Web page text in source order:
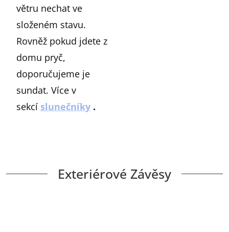
větru nechat ve
složeném stavu.
Rovněž pokud jdete z
domu pryč,
doporučujeme je
sundat. Více v
sekcí slunečníky .
Exteriérové ​​Závěsy